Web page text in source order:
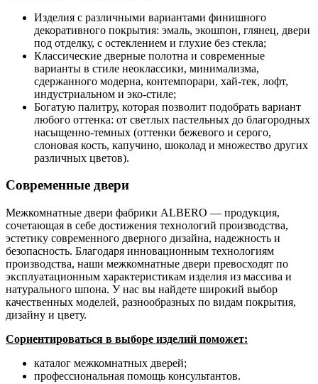
Изделия с различными вариантами финишного
декоративного покрытия: эмаль, экошпон, глянец, двери
под отделку, с остеклением и глухие без стекла;
Классические дверные полотна и современные
варианты в стиле неоклассики, минимализма,
сдержанного модерна, контемпорари, хай-тек, лофт,
индустриальном и эко-стиле;
Богатую палитру, которая позволит подобрать вариант
любого оттенка: от светлых пастельных до благородных
насыщенно-темных (оттенки бежевого и серого,
слоновая кость, капучино, шоколад и множество других
различных цветов).
Современные двери
Межкомнатные двери фабрики ALBERO — продукция,
сочетающая в себе достижения технологий производства,
эстетику современного дверного дизайна, надежность и
безопасность. Благодаря инновационным технологиям
производства, наши межкомнатные двери превосходят по
эксплуатационным характеристикам изделия из массива и
натурального шпона. У нас вы найдете широкий выбор
качественных моделей, разнообразных по видам покрытия,
дизайну и цвету.
Сориентироваться в выборе изделий поможет:
каталог межкомнатных дверей;
профессиональная помощь консультантов.